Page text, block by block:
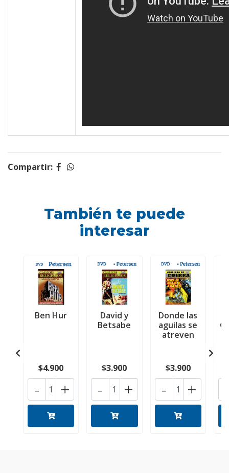
Compartir:
También te puede
interesar
Ben Hur
$4.900
+
-
David y
Betsabe
$3.900
+
-
Donde las
aguilas se
atreven
$3.900
+
-